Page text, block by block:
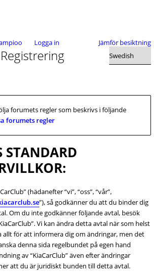
Logga in Jämför besiktning
forumets regler som beskrivs i följande
forumets regler
STANDARD
(hädanefter “vi”, “oss”, “vår”,
”), så godkänner du att du binder dig
Om du inte godkänner följande avtal, besök
Vi kan ändra detta avtal när som helst
allt för att informera dig om ändringar, men det
denna sida regelbundet på egen hand
av “KiaCarClub” även efter ändringar
att du är juridiskt bunden till detta avtal.